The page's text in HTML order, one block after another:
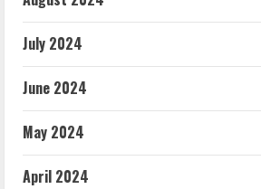
July 2024
June 2024
May 2024
April 2024